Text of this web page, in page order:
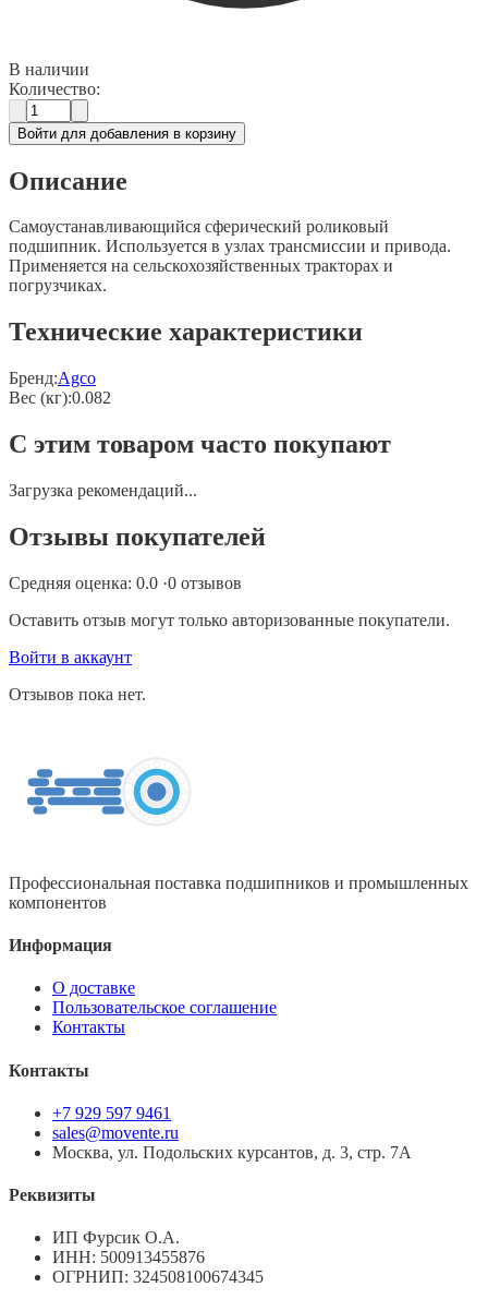
В наличии
Количество:
Войти для добавления в корзину
Описание
Самоустанавливающийся сферический роликовый
подшипник. Используется в узлах трансмиссии и привода.
Применяется на сельскохозяйственных тракторах и
погрузчиках.
Технические характеристики
Бренд:Agco
Вес (кг):0.082
С этим товаром часто покупают
Загрузка рекомендаций...
Отзывы покупателей
Средняя оценка: 0.0 ·0 отзывов
Оставить отзыв могут только авторизованные покупатели.
Войти в аккаунт
Отзывов пока нет.
Профессиональная поставка подшипников и промышленных
компонентов
Информация
О доставке
Пользовательское соглашение
Контакты
Контакты
+7 929 597 9461
sales@movente.ru
Москва, ул. Подольских курсантов, д. 3, стр. 7А
Реквизиты
ИП Фурсик О.А.
ИНН: 500913455876
ОГРНИП: 324508100674345